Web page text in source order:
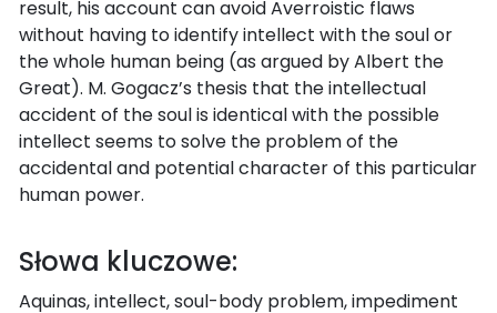
result, his account can avoid Averroistic flaws
without having to identify intellect with the soul or
the whole human being (as argued by Albert the
Great). M. Gogacz’s thesis that the intellectual
accident of the soul is identical with the possible
intellect seems to solve the problem of the
accidental and potential character of this particular
human power.
Słowa kluczowe:
Aquinas, intellect, soul-body problem, impediment